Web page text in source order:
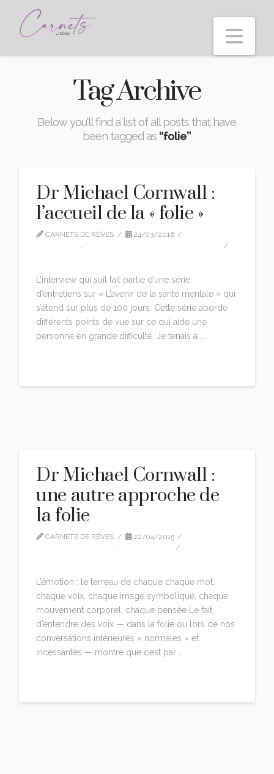
Tag Archive
Below you'll find a list of all posts that have
been tagged as “folie”
Dr Michael Cornwall :
l’accueil de la « folie »
CARNETS DE RÊVES
24/03/2016
, ,
L’interview qui suit fait partie d’une série
d’entretiens sur « L’avenir de la santé mentale » qui
s’étend sur plus de 100 jours. Cette série aborde
différents points de vue sur ce qui aide une
personne en grande difficulté. Je tenais à …
Dr Michael Cornwall :
une autre approche de
la folie
CARNETS DE RÊVES
22/04/2015
,
L’émotion : le terreau de chaque chaque mot,
chaque voix, chaque image symbolique, chaque
mouvement corporel, chaque pensée Le fait
d’entendre des voix — dans la folie ou lors de nos
conversations intérieures « normales » et
incessantes — montre que c’est par …